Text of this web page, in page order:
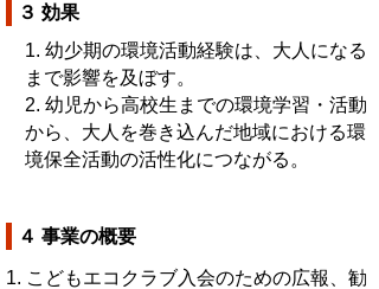
３ 効果
1. 幼少期の環境活動経験は、大人になる
まで影響を及ぼす。
2. 幼児から高校生までの環境学習・活動
から、大人を巻き込んだ地域における環
境保全活動の活性化につながる。
４ 事業の概要
1. こどもエコクラブ入会のための広報、勧